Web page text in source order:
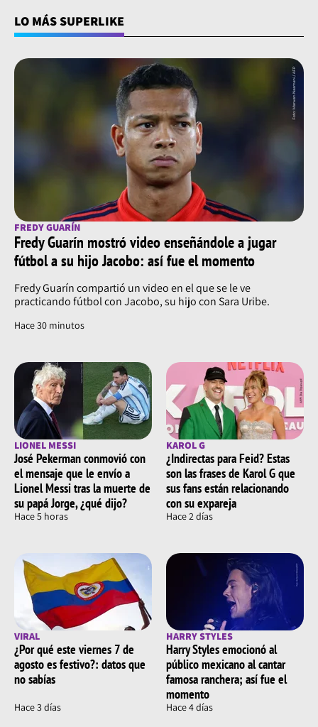
LO MÁS SUPERLIKE
FREDY GUARÍN
Fredy Guarín mostró video enseñándole a jugar
fútbol a su hijo Jacobo: así fue el momento
Fredy Guarín compartió un video en el que se le ve
practicando fútbol con Jacobo, su hijo con Sara Uribe.
Hace 30 minutos
LIONEL MESSI
José Pekerman conmovió con
el mensaje que le envío a
Lionel Messi tras la muerte de
su papá Jorge, ¿qué dijo?
Hace 5 horas
KAROL G
¿Indirectas para Feid? Estas
son las frases de Karol G que
sus fans están relacionando
con su expareja
Hace 2 días
VIRAL
¿Por qué este viernes 7 de
agosto es festivo?: datos que
no sabías
Hace 3 días
HARRY STYLES
Harry Styles emocionó al
público mexicano al cantar
famosa ranchera; así fue el
momento
Hace 4 días